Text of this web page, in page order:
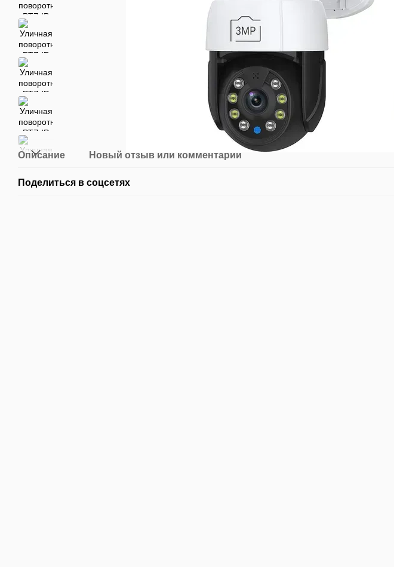
Описание Новый отзыв или комментарий
Поделиться в соцсетях